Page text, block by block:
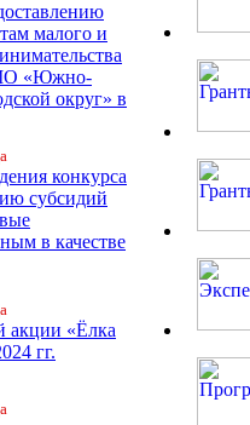
малого и
«Южно-
округ» в
конкурса
субсидий
в качестве
акции «Ёлка
гг.